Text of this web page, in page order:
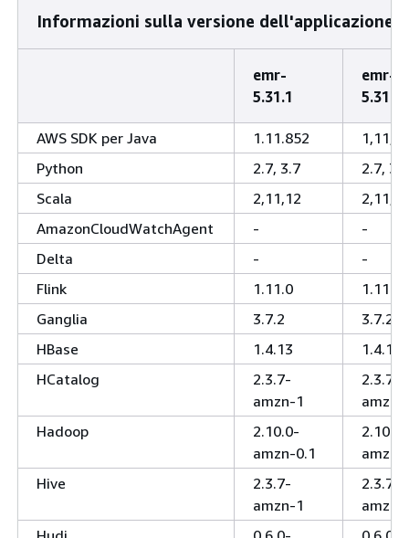
Informazioni sulla versione dell'applicazione
emr-
5.31.1
emr-
5.31.0
AWS SDK per Java 1.11.852
Python
2.7, 3.7
2.7, 3.7
Scala
2,11,12
2,11,12
AmazonCloudWatchAgent
-
-
Delta
-
-
Flink
1.11.0
1.11.0
Ganglia
3.7.2
3.7.2
HBase
1.4.13
1.4.13
HCatalog
2.3.7-
amzn-1
2.3.7-
amzn-
Hadoop
2.10.0-
amzn-0.1
2.10.0-
amzn-
Hive
2.3.7-
amzn-1
2.3.7-
amzn-